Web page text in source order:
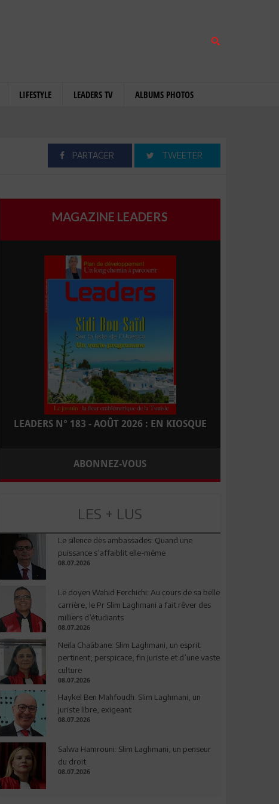
LIFESTYLE LEADERS TV ALBUMS PHOTOS
PARTAGER TWEETER
MAGAZINE LEADERS
LEADERS N° 183 - AOÛT 2026 : EN KIOSQUE
ABONNEZ-VOUS
LES + LUS
Le silence des ambassades: Quand une
puissance s’affaiblit elle-même
08.07.2026
Le doyen Wahid Ferchichi: Au cours de sa belle
carrière, le Pr Slim Laghmani a fait rêver des
milliers d’étudiants
08.07.2026
Neila Chaâbane: Slim Laghmani, un esprit
pertinent, perspicace, fin juriste et d’une vaste
culture
08.07.2026
Haykel Ben Mahfoudh: Slim Laghmani, un
juriste libre, exigeant
08.07.2026
Salwa Hamrouni: Slim Laghmani, un penseur
du droit
08.07.2026